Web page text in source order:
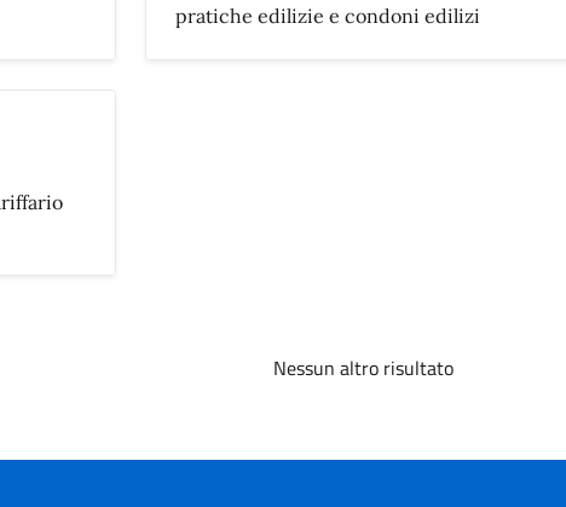
pratiche edilizie e condoni edilizi
Nessun altro risultato